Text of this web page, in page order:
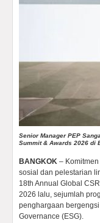
Senior Manager PEP
Summit & Awards 2026 di
BANGKOK –
sosial dan pelestarian
18th Annual Global
2026 lalu, sejumlah
penghargaan
Governance (ESG).